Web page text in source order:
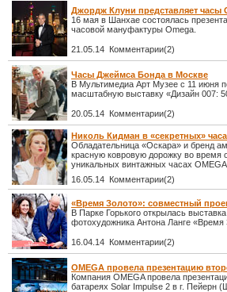
Джордж Клуни представляет часы
16 мая в Шанхае состоялась
часовой мануфактуры Omega.
21.05.14 Комментарии(2)
Часы Джеймса Бонда в Москве
В Мультимедиа Арт Музее с 11 июня
масштабную выставку «Дизайн 007:
20.05.14 Комментарии(2)
Николь Кидман в «секретных»
Обладательница «Оскара» и бренд
красную ковровую дорожку во время
уникальных винтажных часах
16.05.14 Комментарии(2)
«Время Золото»: совместный
В Парке Горького открылась
фотохудожника Антона Ланге «Время
16.04.14 Комментарии(2)
OMEGA провела презентацию
Компания OMEGA провела
батареях Solar Impulse 2 в г. Пейерн